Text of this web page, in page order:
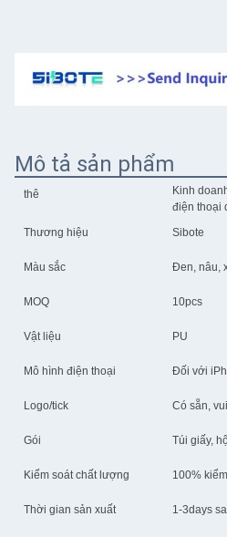
Mô tả sản phẩm
thê
Kinh
điện thoại
Thương hiệu
Sibote
Màu sắc Đen, nâu,
MOQ 10pcs
Vật liệu PU
Mô hình điện thoại Đối với
Logo/tick Có sẵn,
Gói Túi giấy,
Kiểm soát chất lượng 100%
Thời gian sản xuất 1-3days